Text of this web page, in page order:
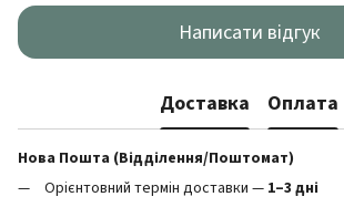
Написати відгук
Доставка Оплата
Нова Пошта (Відділення/Поштомат)
Орієнтовний термін доставки — 1–3 дні